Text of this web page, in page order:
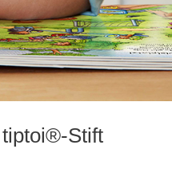
tiptoi®-Stift